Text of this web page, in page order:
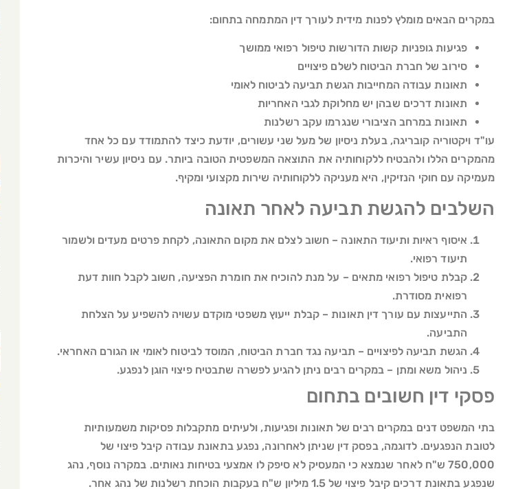
במקרים הבאים מומלץ לפנות מידית לעורך דין המתמחה בתחום:
פגיעות גופניות קשות הדורשות טיפול רפואי ממושך
סירוב של חברת הביטוח לשלם פיצויים
תאונות עבודה המחייבות הגשת תביעה לביטוח לאומי
תאונות דרכים שבהן יש מחלוקת לגבי האחריות
תאונות במרחב הציבורי שנגרמו עקב רשלנות
עו"ד ויקטוריה קובריגה, בעלת ניסיון של מעל שני עשורים, יודעת כיצד להתמודד עם כל אחד
מהמקרים הללו ולהבטיח ללקוחותיה את התוצאה המשפטית הטובה ביותר. עם ניסיון עשיר והיכרות
מעמיקה עם חוקי הנזיקין, היא מעניקה ללקוחותיה שירות מקצועי ומקיף.
השלבים להגשת תביעה לאחר תאונה
איסוף ראיות ותיעוד התאונה – חשוב לצלם את מקום התאונה, לקחת פרטים מעדים ולשמור
תיעוד רפואי.
קבלת טיפול רפואי מתאים – על מנת להוכיח את חומרת הפציעה, חשוב לקבל חוות דעת
רפואית מסודרת.
התייעצות עם עורך דין תאונות – קבלת ייעוץ משפטי מוקדם עשויה להשפיע על הצלחת
התביעה.
הגשת תביעה לפיצויים – תביעה נגד חברת הביטוח, המוסד לביטוח לאומי או הגורם האחראי.
ניהול משא ומתן – במקרים רבים ניתן להגיע לפשרה שתבטיח פיצוי הוגן לנפגע.
פסקי דין חשובים בתחום
בתי המשפט דנים במקרים רבים של תאונות ופגיעות, ולעיתים מתקבלות פסיקות משמעותיות
לטובת הנפגעים. לדוגמה, בפסק דין שניתן לאחרונה, נפגע בתאונת עבודה קיבל פיצוי של
750,000 ש"ח לאחר שנמצא כי המעסיק לא סיפק לו אמצעי בטיחות נאותים. במקרה נוסף, נהג
שנפגע בתאונת דרכים קיבל פיצוי של 1.5 מיליון ש"ח בעקבות הוכחת רשלנות של נהג אחר.